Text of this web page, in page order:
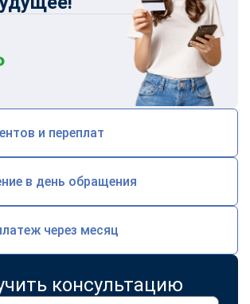
и переплат
в день обращения
через месяц
консультацию